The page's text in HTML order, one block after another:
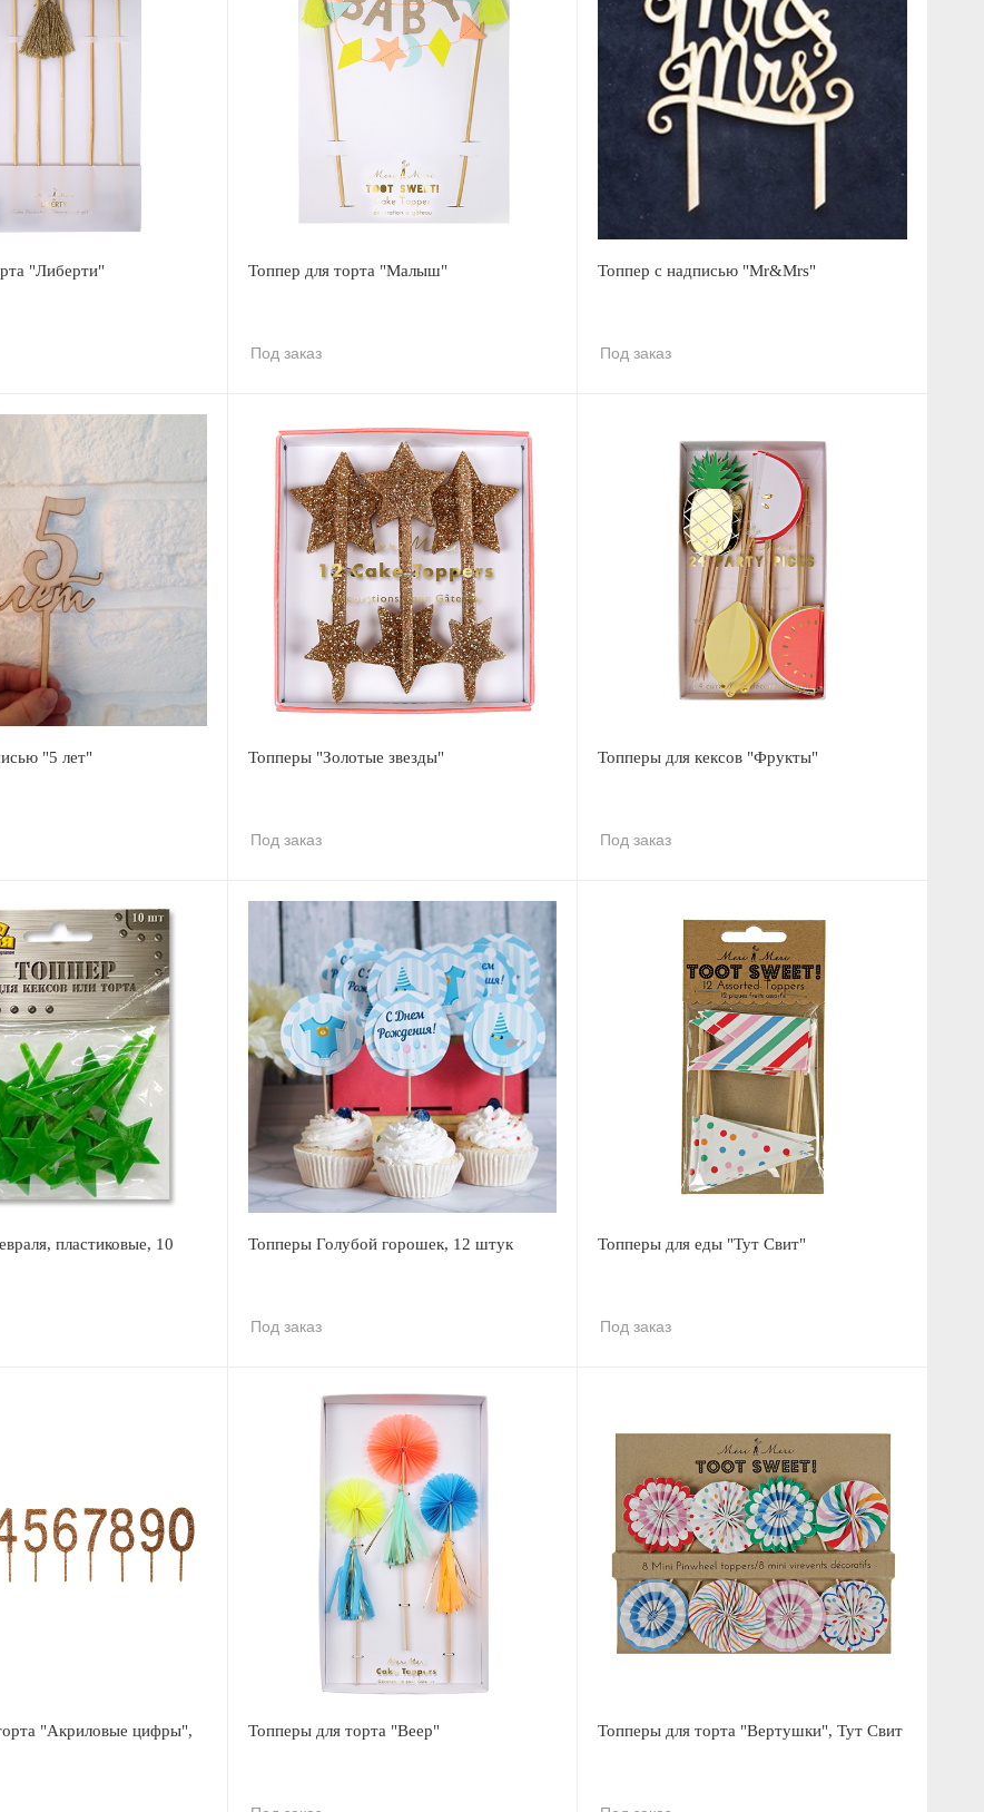
"Либерти" Топпер для торта "Малыш"
Под заказ
Топпер с надписью "Mr&Mrs"
Под заказ
"5 лет" Топперы "Золотые звезды"
Под заказ
Топперы для кексов "Фрукты"
Под заказ
пластиковые, 10
Топперы Голубой горошек, 12 штук
Под заказ
Топперы для еды "Тут Свит"
Под заказ
"Акриловые цифры",
Топперы для торта "Веер" Топперы для торта "Вертушки", Тут Свит